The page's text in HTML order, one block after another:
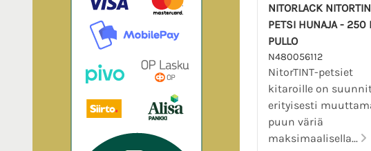
NITORLACK
PETSI HUNAJA - 250
PULLO
N480056112
NitorTINT-petsiet
kitaroille on
erityisesti
puun väriä
maksimaalisella...